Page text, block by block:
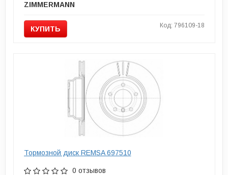
ZIMMERMANN
КУПИТЬ Код: 796109-18
Тормозной диск REMSA 697510
0 отзывов